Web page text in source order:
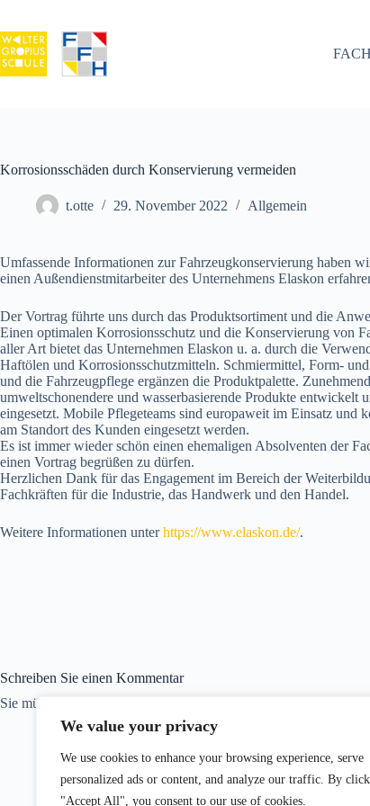
We value your privacy
We use cookies to enhance your browsing experience, serve
personalized ads or content, and analyze our traffic. By
"Accept All", you consent to our use of cookies.
springen
Korrosionsschäden durch Konservierung vermeiden
t.otte 29. November 2022 Allgemein
Umfassende Informationen zur Fahrzeugkonservierung haben
einen Außendienstmitarbeiter des Unternehmens Elaskon
Der Vortrag führte uns durch das Produktsortiment und die
Einen optimalen Korrosionsschutz und die Konservierung von
aller Art bietet das Unternehmen Elaskon u. a. durch die
Haftölen und Korrosionsschutzmitteln. Schmiermittel, Form-
und die Fahrzeugpflege ergänzen die Produktpalette.
umweltschonendere und wasserbasierende Produkte entwickelt
eingesetzt. Mobile Pflegeteams sind europaweit im Einsatz und
am Standort des Kunden eingesetzt werden.
Es ist immer wieder schön einen ehemaligen Absolventen der
einen Vortrag begrüßen zu dürfen.
Herzlichen Dank für das Engagement im Bereich der
Fachkräften für die Industrie, das Handwerk und den Handel.
Weitere Informationen unterhttps://www.elaskon.de/.
Schreiben Sie einen Kommentar
Sie müssen